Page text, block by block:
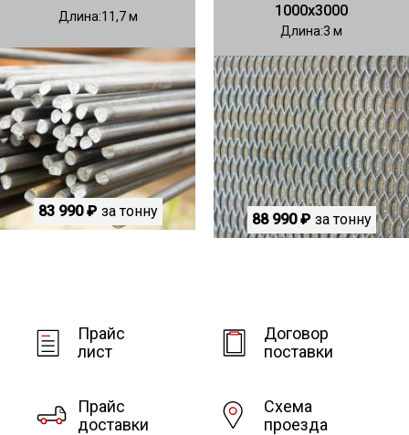
Длина 11,7
83 990 ₽ за тонну
1000х3000
Длина 3
88 990 ₽ за тонну
Прайс
лист
Договор
поставки
Прайс
доставки
Схема
проезда